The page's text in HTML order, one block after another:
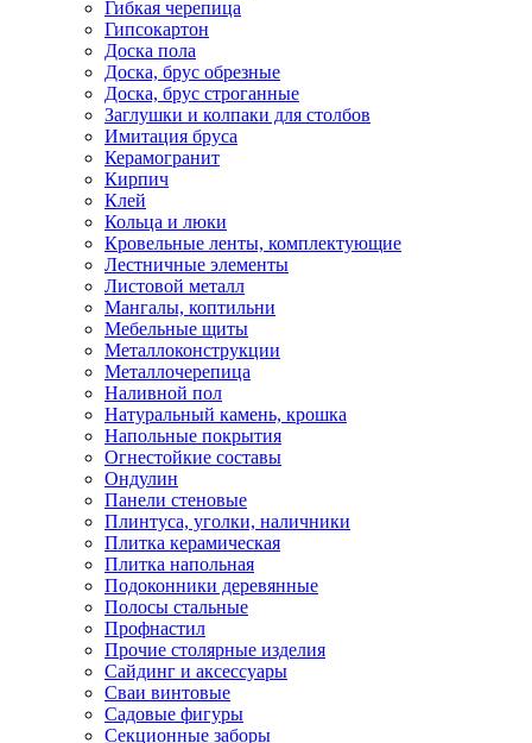
Гибкая черепица
Гипсокартон
Доска пола
Доска, брус обрезные
Доска, брус строганные
Заглушки и колпаки для столбов
Имитация бруса
Керамогранит
Кирпич
Клей
Кольца и люки
Кровельные ленты, комплектующие
Лестничные элементы
Листовой металл
Мангалы, коптильни
Мебельные щиты
Металлоконструкции
Металлочерепица
Наливной пол
Натуральный камень, крошка
Напольные покрытия
Огнестойкие составы
Ондулин
Панели стеновые
Плинтуса, уголки, наличники
Плитка керамическая
Плитка напольная
Подоконники деревянные
Полосы стальные
Профнастил
Прочие столярные изделия
Сайдинг и аксессуары
Сваи винтовые
Садовые фигуры
Секционные заборы